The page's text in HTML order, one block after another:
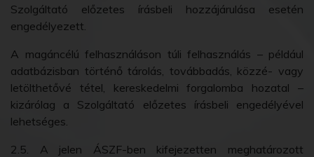
Szolgáltató előzetes írásbeli hozzájárulása esetén
engedélyezett.
A magáncélú felhasználáson túli felhasználás – például
adatbázisban történő tárolás, továbbadás, közzé- vagy
letölthetővé tétel, kereskedelmi forgalomba hozatal –
kizárólag a Szolgáltató előzetes írásbeli engedélyével
lehetséges.
2.5. A jelen ÁSZF-ben kifejezetten meghatározott